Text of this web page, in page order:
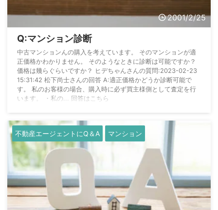
2001/2/25
Q:マンション診断
中古マンションんの購入を考えています。 そのマンションが適
正価格かわかりません。 そのようなときに診断は可能ですか？
価格は幾らぐらいですか？ ヒデちゃんさんの質問:2023-02-23
15:31:42 松下尚士さんの回答 A:適正価格かどうか診断可能で
す。 私のお客様の場合、購入時に必ず買主様側として査定を行
います。 ・私の... 回答はこちら
不動産エージェントにQ＆A マンション